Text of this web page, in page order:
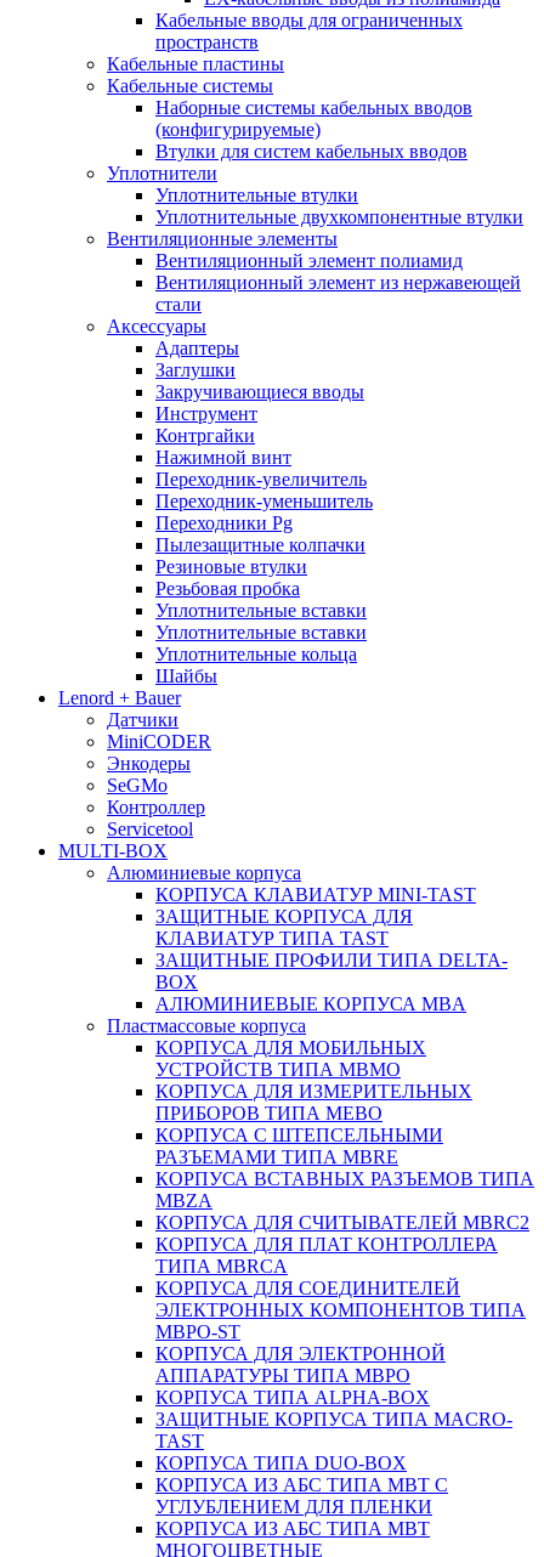
Кабельные вводы для ограниченных
пространств
Кабельные пластины
Кабельные системы
Наборные системы кабельных вводов
(конфигурируемые)
Втулки для систем кабельных вводов
Уплотнители
Уплотнительные втулки
Уплотнительные двухкомпонентные втулки
Вентиляционные элементы
Вентиляционный элемент полиамид
Вентиляционный элемент из нержавеющей
стали
Аксессуары
Адаптеры
Заглушки
Закручивающиеся вводы
Инструмент
Контргайки
Нажимной винт
Переходник-увеличитель
Переходник-уменьшитель
Переходники Pg
Пылезащитные колпачки
Резиновые втулки
Резьбовая пробка
Уплотнительные вставки
Уплотнительные вставки
Уплотнительные кольца
Шайбы
Lenord + Bauer
Датчики
MiniCODER
Энкодеры
SeGMo
Контроллер
Servicetool
MULTI-BOX
Алюминиевые корпуса
КОРПУСА КЛАВИАТУР MINI-TAST
ЗАЩИТНЫЕ КОРПУСА ДЛЯ
КЛАВИАТУР ТИПА TAST
ЗАЩИТНЫЕ ПРОФИЛИ ТИПА DELTA-
BOX
АЛЮМИНИЕВЫЕ КОРПУСА MBA
Пластмассовые корпуса
КОРПУСА ДЛЯ МОБИЛЬНЫХ
УСТРОЙСТВ ТИПА MBMO
КОРПУСА ДЛЯ ИЗМЕРИТЕЛЬНЫХ
ПРИБОРОВ ТИПА MEBO
КОРПУСА С ШТЕПСЕЛЬНЫМИ
РАЗЪЕМАМИ ТИПА MBRE
КОРПУСА ВСТАВНЫХ РАЗЪЕМОВ ТИПА
MBZA
КОРПУСА ДЛЯ СЧИТЫВАТЕЛЕЙ MBRC2
КОРПУСА ДЛЯ ПЛАТ КОНТРОЛЛЕРА
ТИПА MBRCA
КОРПУСА ДЛЯ СОЕДИНИТЕЛЕЙ
ЭЛЕКТРОННЫХ КОМПОНЕНТОВ ТИПА
MBPO-ST
КОРПУСА ДЛЯ ЭЛЕКТРОННОЙ
АППАРАТУРЫ ТИПА MBPO
КОРПУСА ТИПА ALPHA-BOX
ЗАЩИТНЫЕ КОРПУСА ТИПА MACRO-
TAST
КОРПУСА ТИПА DUO-BOX
КОРПУСА ИЗ АБС ТИПА MBT С
УГЛУБЛЕНИЕМ ДЛЯ ПЛЕНКИ
КОРПУСА ИЗ АБС ТИПА MBT
МНОГОЦВЕТНЫЕ